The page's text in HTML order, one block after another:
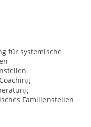
für systemische
Familienstellen